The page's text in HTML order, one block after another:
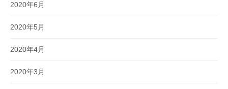
2020年6月
2020年5月
2020年4月
2020年3月